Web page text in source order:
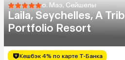
о. Маэ, Сейшелы
Laila, Seychelles, A
Portfolio Resort
Кешбэк 4% по карте Т-Банка